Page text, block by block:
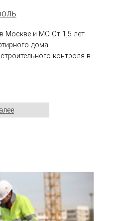
Москве и МО От 1,5 лет
дома
контроля в